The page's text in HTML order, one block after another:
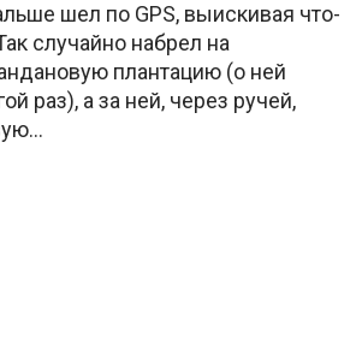
шел по GPS, выискивая что-
случайно набрел на
плантацию (о ней
раз), а за ней, через ручей,